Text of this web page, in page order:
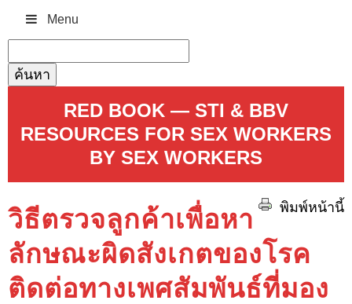
Menu
สำหรับ:
RED BOOK — STI & BBV
RESOURCES FOR SEX WORKERS
BY SEX WORKERS
พิมพ์หน้านี้
วิธีตรวจลูกค้าเพื่อหา
ลักษณะผิดสังเกตของโรค
ติดต่อทางเพศสัมพันธ์ที่มอง